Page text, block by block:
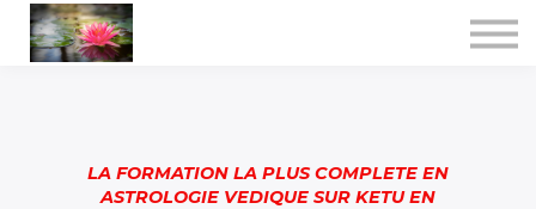
Formations certifiantes
Se connecter
LA FORMATION LA PLUS COMPLETE EN
ASTROLOGIE VEDIQUE SUR KETU EN